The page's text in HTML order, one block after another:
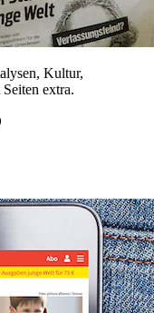
Kultur,
extra.